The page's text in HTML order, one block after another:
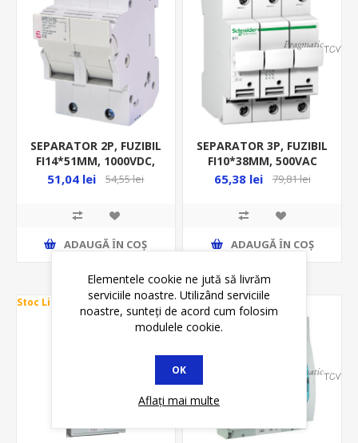
SEPARATOR 2P, FUZIBIL
FI14*51MM, 1000VDC,
MAX 50A, SOCLU JT,
51,04 lei 54,55 lei
ADAUGĂ ȊN COŞ
SEPARATOR 3P, FUZIBIL
FI10*38MM, 500VAC
MAX 25A, STI A9N
65,38 lei 79,81 lei
ADAUGĂ ȊN COŞ
Stoc Limitat Stoc Limitat
Elementele cookie ne jută să livrăm
serviciile noastre. Utilizând serviciile
noastre, sunteți de acord cum folosim
modulele cookie.
OK
Aflați mai multe